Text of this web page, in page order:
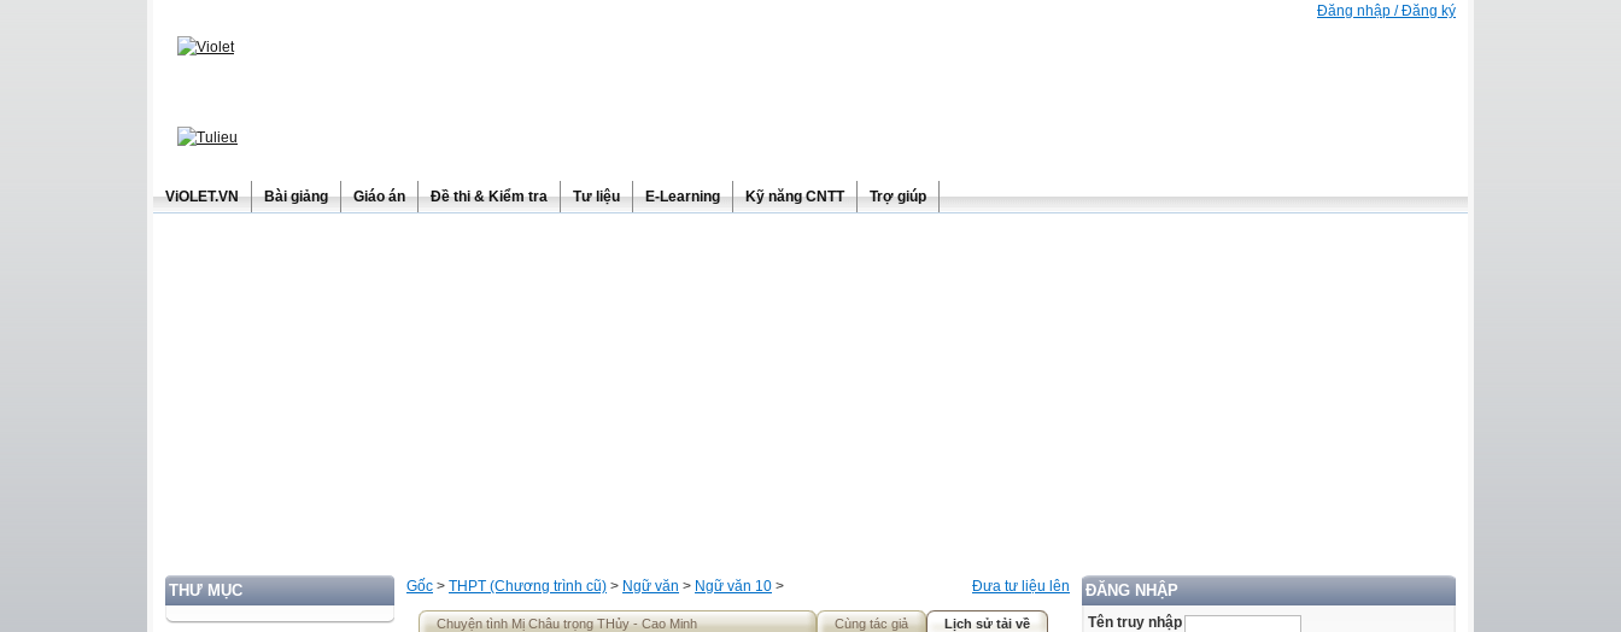
Đăng nhập / Đăng ký
ViOLET.VN Bài giảng Giáo án Đề thi & Kiểm tra Tư liệu E-Learning Kỹ năng CNTT Trợ giúp
THƯ MỤC ĐĂNG NHẬP
Tên truy nhập
Đưa tư liệu lên
Gốc > THPT (Chương trình cũ) > Ngữ văn > Ngữ văn 10 >
Chuyện tình Mị Châu trọng THủy - Cao Minh Cùng tác giả Lịch sử tải về